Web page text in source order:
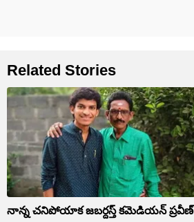
Related Stories
నాన్న చనిపోయాక జబర్దస్త్ కమెడియన్ ప్రవీణ్